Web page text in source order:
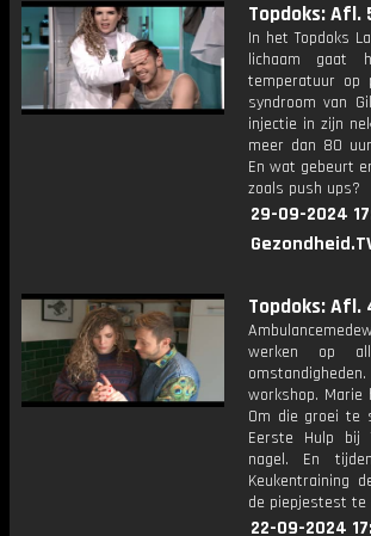
Topdoks: Afl.
In het Topdoks
lichaam gaat
temperatuur op
syndroom van
injectie in zijn
meer dan 80
En wat gebeurt
zoals push ups?
29-09-2024
Topdoks: Afl.
werken op
workshop.
Om die groei te
Eerste Hulp bij
nagel. En
Keukentraining
de piepjestest te
22-09-2024